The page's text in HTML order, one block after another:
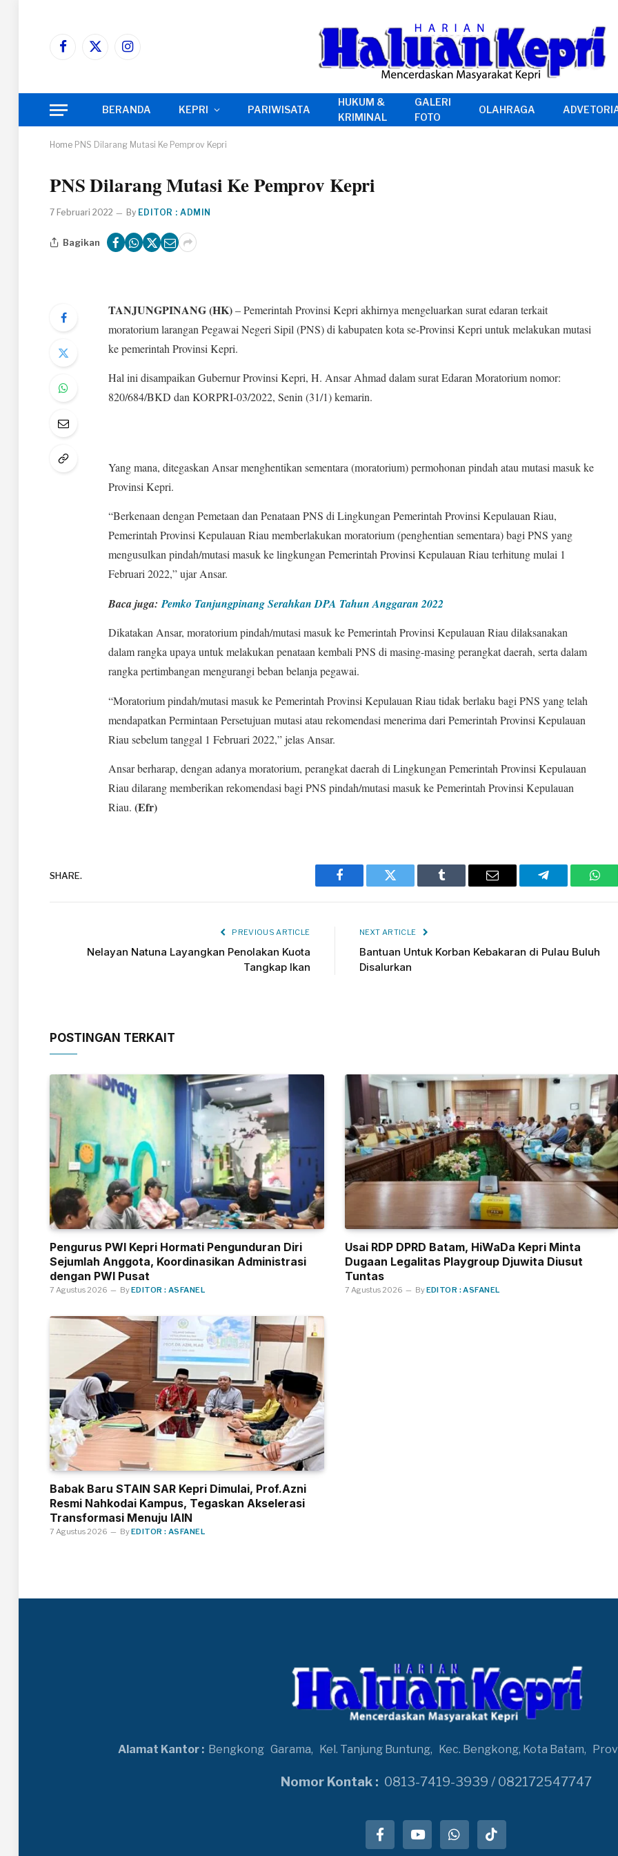
Facebook
X
Instagram
BERANDA KEPRI PARIWISATA
HUKUM &
KRIMINAL
GALERI
FOTO
OLAHRAGA
Home PNS Dilarang Mutasi Ke Pemprov Kepri
PNS Dilarang Mutasi Ke Pemprov Kepri
7 Februari 2022 By EDITOR : ADMIN
Bagikan
TANJUNGPINANG (HK)– Pemerintah Provinsi Kepri akhirnya mengeluarkan surat edaran terkait
moratorium larangan Pegawai Negeri Sipil (PNS) di kabupaten kota se-Provinsi Kepri untuk melakukan mutasi
ke pemerintah Provinsi Kepri.
Hal ini disampaikan Gubernur Provinsi Kepri, H. Ansar Ahmad dalam surat Edaran Moratorium nomor:
820/684/BKD dan KORPRI-03/2022, Senin (31/1) kemarin.
Yang mana, ditegaskan Ansar menghentikan sementara (moratorium) permohonan pindah atau mutasi masuk ke
Provinsi Kepri.
“Berkenaan dengan Pemetaan dan Penataan PNS di Lingkungan Pemerintah Provinsi Kepulauan Riau,
Pemerintah Provinsi Kepulauan Riau memberlakukan moratorium (penghentian sementara) bagi PNS yang
mengusulkan pindah/mutasi masuk ke lingkungan Pemerintah Provinsi Kepulauan Riau terhitung mulai 1
Februari 2022,” ujar Ansar.
Baca juga:Pemko Tanjungpinang Serahkan DPA Tahun Anggaran 2022
Dikatakan Ansar, moratorium pindah/mutasi masuk ke Pemerintah Provinsi Kepulauan Riau dilaksanakan
dalam rangka upaya untuk melakukan penataan kembali PNS di masing-masing perangkat daerah, serta dalam
rangka pertimbangan mengurangi beban belanja pegawai.
“Moratorium pindah/mutasi masuk ke Pemerintah Provinsi Kepulauan Riau tidak berlaku bagi PNS yang telah
mendapatkan Permintaan Persetujuan mutasi atau rekomendasi menerima dari Pemerintah Provinsi Kepulauan
Riau sebelum tanggal 1 Februari 2022,” jelas Ansar.
Ansar berharap, dengan adanya moratorium, perangkat daerah di Lingkungan Pemerintah Provinsi Kepulauan
Riau dilarang memberikan rekomendasi bagi PNS pindah/mutasi masuk ke Pemerintah Provinsi Kepulauan
Riau. (Efr)
SHARE.
Facebook Twitter Tumblr Email Telegram
PREVIOUS ARTICLE
Nelayan Natuna Layangkan Penolakan Kuota
Tangkap Ikan
NEXT ARTICLE
Bantuan Untuk Korban Kebakaran di Pulau Buluh
Disalurkan
POSTINGAN TERKAIT
Pengurus PWI Kepri Hormati Pengunduran Diri
Sejumlah Anggota, Koordinasikan Administrasi
dengan PWI Pusat
7 Agustus 2026 ByEDITOR : ASFANEL
Usai RDP DPRD Batam, HiWaDa Kepri Minta
Dugaan Legalitas Playgroup Djuwita Diusut
Tuntas
7 Agustus 2026 ByEDITOR : ASFANEL
Babak Baru STAIN SAR Kepri Dimulai, Prof.Azni
Resmi Nahkodai Kampus, Tegaskan Akselerasi
Transformasi Menuju IAIN
7 Agustus 2026 ByEDITOR : ASFANEL
Alamat Kantor : Bengkong Garama, Kel. Tanjung Buntung, Kec. Bengkong, Kota Batam,
Nomor Kontak : 0813-7419-3939 / 082172547747